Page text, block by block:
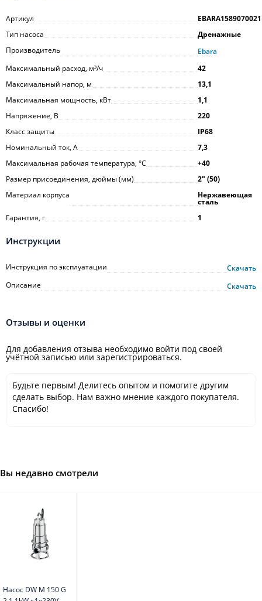
Артикул
EBARA1589070021
Тип насоса
Дренажные
Производитель
Ebara
Максимальный расход, м³/ч
42
Максимальный напор, м
13,1
Максимальная мощность, кВт
1,1
Напряжение, В
220
Класс защиты
IP68
Номинальный ток, А
7,3
Максимальная рабочая температура, °С
+40
Размер присоединения, дюймы (мм)
2ʺ (50)
Материал корпуса
Нержавеющая
сталь
Гарантия, г
1
Инструкции
Инструкция по эксплуатации
Скачать
Описание
Скачать
Отзывы и оценки
Для добавления отзыва необходимо войти под своей
учётной записью или зарегистрироваться.
Будьте первым! Делитесь опытом и помогите другим
сделать выбор. Нам важно мнение каждого покупателя.
Спасибо!
Вы недавно смотрели
Насос DW M 150 G